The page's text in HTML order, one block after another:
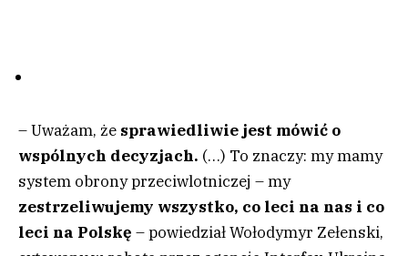
– Uważam, że sprawiedliwie jest mówić o
wspólnych decyzjach. (…) To znaczy: my mamy
system obrony przeciwlotniczej – my
zestrzeliwujemy wszystko, co leci na nas i co
leci na Polskę – powiedział Wołodymyr Zełenski,